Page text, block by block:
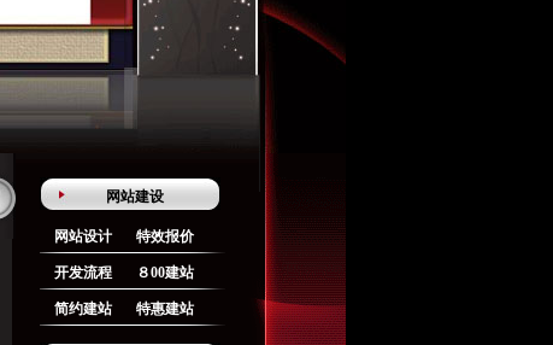
网站建设
网站设计 特效报价
开发流程 ８00建站
简约建站 特惠建站